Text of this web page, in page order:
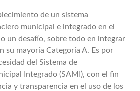
de un sistema
municipal e integrado en el
un desafío, sobre todo en integrar
su mayoría Categoría A. Es por
del Sistema de
Integrado (SAMI), con el fin
y transparencia en el uso de los